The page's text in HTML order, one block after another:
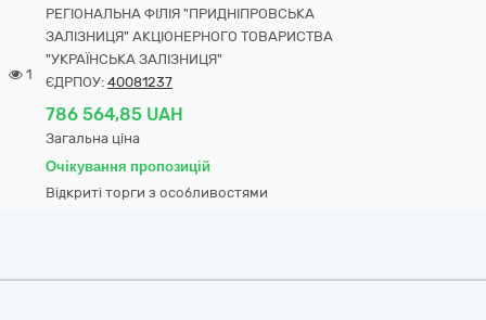
1
РЕГІОНАЛЬНА ФІЛІЯ "ПРИДНІПРОВСЬКА
ЗАЛІЗНИЦЯ" АКЦІОНЕРНОГО ТОВАРИСТВА
"УКРАЇНСЬКА ЗАЛІЗНИЦЯ"
ЄДРПОУ: 40081237
786 564,85 UAH
Загальна ціна
Очікування пропозицій
Відкриті торги з особливостями